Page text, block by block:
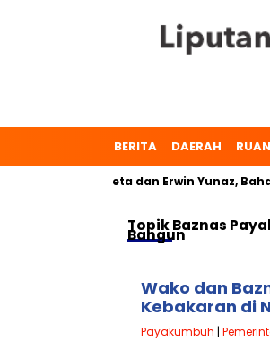
BERITA DAERAH
Dr. Zulmaeta dan Erwin Yunaz,
TopikBaznas
Bangun
Wako dan
Kebakaran di
Payakumbuh |